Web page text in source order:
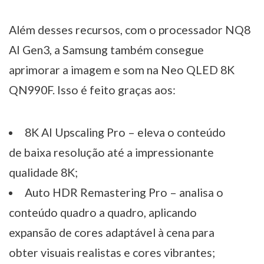
Além desses recursos, com o processador NQ8
AI Gen3, a Samsung também consegue
aprimorar a imagem e som na Neo QLED 8K
QN990F. Isso é feito graças aos:
8K AI Upscaling Pro – eleva o conteúdo
de baixa resolução até a impressionante
qualidade 8K;
Auto HDR Remastering Pro – analisa o
conteúdo quadro a quadro, aplicando
expansão de cores adaptável à cena para
obter visuais realistas e cores vibrantes;